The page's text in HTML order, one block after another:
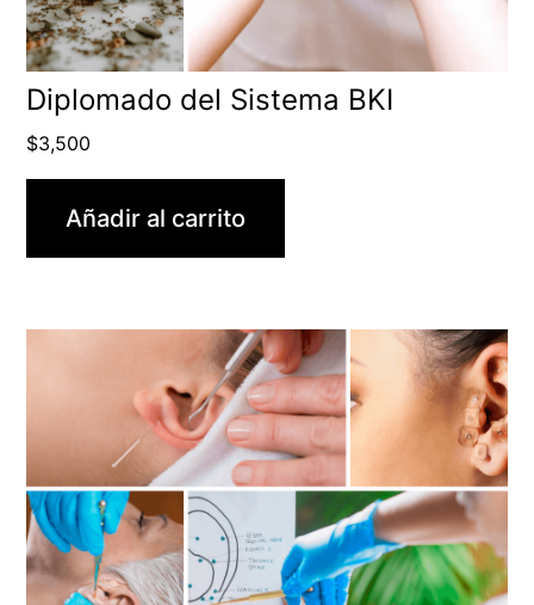
Diplomado del Sistema BKI
$3,500
Añadir al carrito